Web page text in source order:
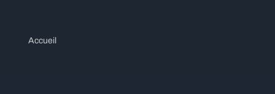
Accueil